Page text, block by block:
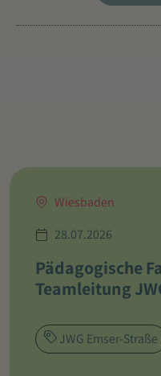
Wiesbaden
28.07.2026
Pädagogische
Teamleitung
JWG Emser-Straße